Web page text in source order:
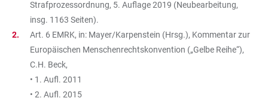
Strafprozessordnung, 5. Auflage 2019 (Neubearbeitung,
insg. 1163 Seiten).
Art. 6 EMRK, in: Mayer/Karpenstein (Hrsg.), Kommentar zur
Europäischen Menschenrechtskonvention („Gelbe Reihe“),
C.H. Beck,
• 1. Aufl. 2011
• 2. Aufl. 2015